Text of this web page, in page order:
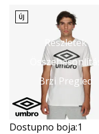
Részletek
Összehasonlítás
Brzi Pregled
ÚJ
Dostupno boja:1